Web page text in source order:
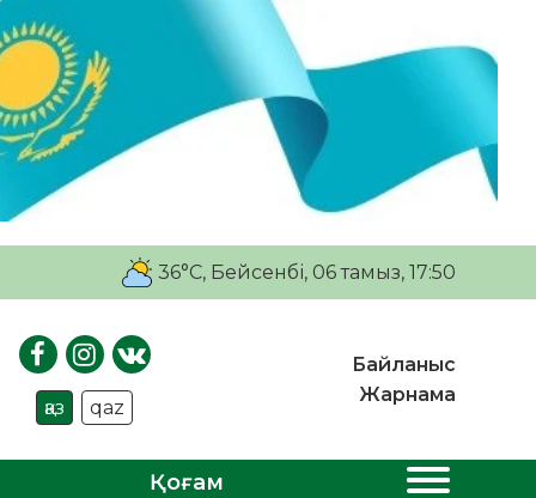
36°C, Бейсенбі, 06 тамыз, 17:50
қаз qaz
Байланыс
Жарнама
Қоғам